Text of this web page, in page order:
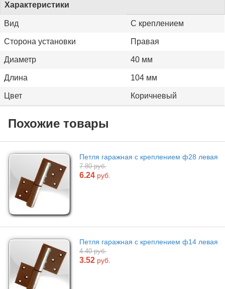
Характеристики
Вид С креплением
Сторона установки Правая
Диаметр 40 мм
Длина 104 мм
Цвет Коричневый
Похожие товары
Петля гаражная с креплением ф28 левая
7.80 руб.
6.24 руб.
Петля гаражная с креплением ф14 левая
4.40 руб.
3.52 руб.